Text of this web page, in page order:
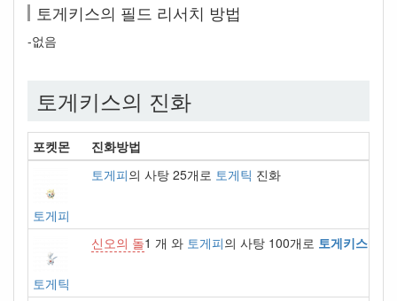
토게키스의 필드 리서치 방법
-없음
토게키스의 진화
포켓몬 진화방법
토게피
토게피의 사탕 25개로 토게틱 진화
토게틱
신오의 돌1 개 와 토게피의 사탕 100개로 토게키스